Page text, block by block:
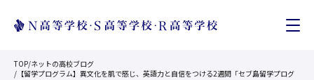
TOP/ネットの高校ブログ
/ 【留学プログラム】異文化を肌で感じ、英語力と自信をつける2週間「セブ島留学プログ